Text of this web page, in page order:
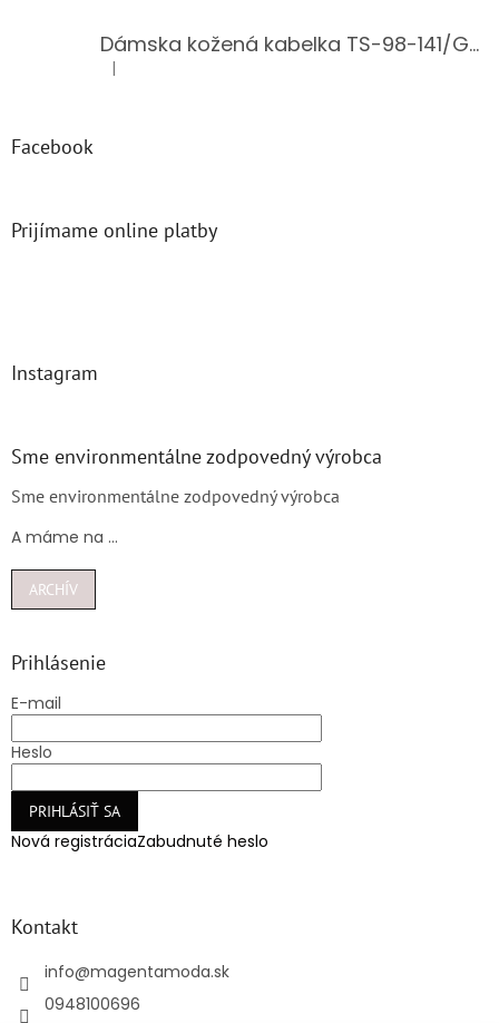
Dámska kožená kabelka TS-98-141/GOLD
Hodnotenie produktu je 5 z 5 hviezdičiek.
|
Facebook
Prijímame online platby
Instagram
Sme environmentálne zodpovedný výrobca
Sme environmentálne zodpovedný výrobca
A máme na ...
ARCHÍV
Prihlásenie
E-mail
Heslo
PRIHLÁSIŤ SA
Nová registráciaZabudnuté heslo
Kontakt
info@magentamoda.sk
0948100696